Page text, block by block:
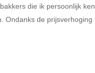
die ik persoonlijk ken.
Ondanks de prijsverhoging